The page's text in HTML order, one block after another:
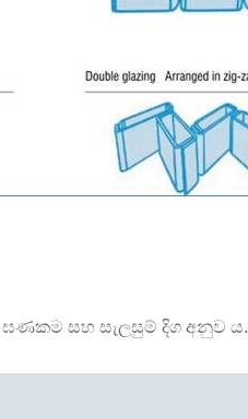
සහ සැලසුම් දිග අනුව ය.